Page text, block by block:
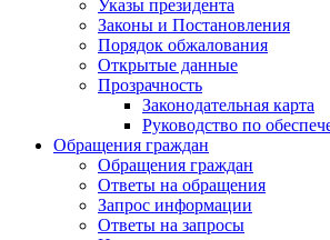
Указы президента
Законы и Постановления
Порядок обжалования
Открытые данные
Прозрачность
Законодательная карта
Руководство по
Обращения граждан
Обращения граждан
Ответы на обращения
Запрос информации
Ответы на запросы